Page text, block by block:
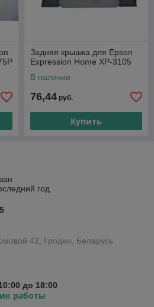
Задняя крышка для Epson
Expression Home XP-3105
В наличии
76,44 руб.
Купить
год
42, Гродно, Беларусь
до 18:00
работы